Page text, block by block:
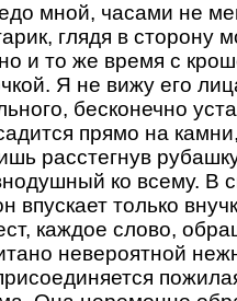
мной, часами не
глядя в сторону
и то же время с
Я не вижу его
бесконечно
прямо на
расстегнув
ко всему. В
впускает только
каждое слово,
невероятной